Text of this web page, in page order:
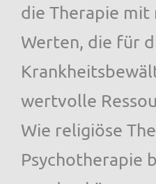
die Therapie mit
Werten, die für
wertvolle
Wie religiöse
Psychotherapie